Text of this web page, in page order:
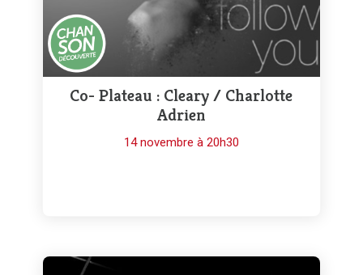
Co- Plateau : Cleary / Charlotte
Adrien
14 novembre à 20h30